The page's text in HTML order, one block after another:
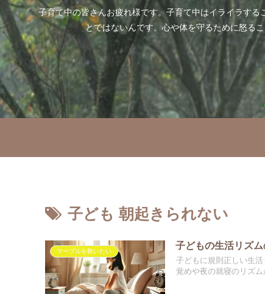
子育て中の皆さんお疲れ様です。子育て中はイライラす
とではないんです。心や体を守るために怒る
子ども 朝起きられない
マーブルを救いたい
子どもの生活リズ
子どもに規則正しい生
覚めや夜の就寝のリズ